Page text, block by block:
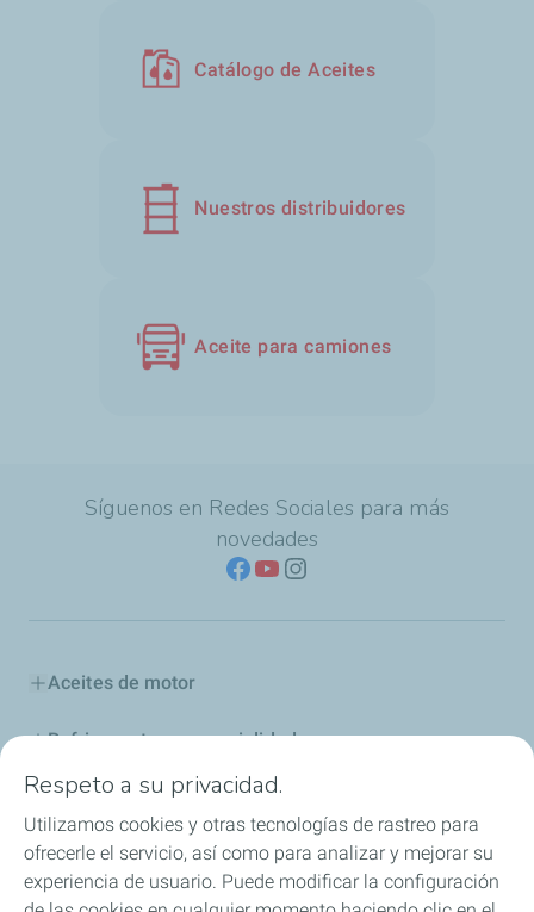
Catálogo de Aceites
Nuestros distribuidores
Aceite para camiones
Síguenos en Redes Sociales para más
novedades
Aceites de motor
Refrigerantes y especialidades
Distribuidores
Sponsoring
Respeto a su privacidad.
Utilizamos cookies y otras tecnologías de rastreo para
ofrecerle el servicio, así como para analizar y mejorar su
experiencia de usuario. Puede modificar la configuración